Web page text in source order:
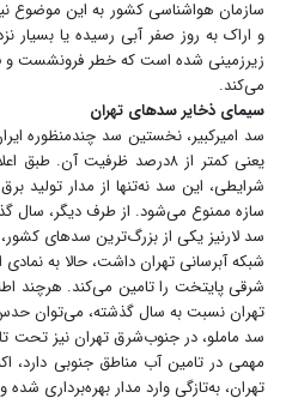
سازمان هواشناسی کشور به این موضوع
و اراک به روز صفر آبی رسیده یا بسیار
زیرزمینی شده است که خطر فرونشست و
می‌کند.
سیمای ذخایر سدهای تهران
یعنی کمتر از ۸درصد ظرفیت
شرایطی، این سد نه‌تنها از مدار تولید
سازه ممنوع می‌شود. از طرف دیگر، سال گذشته همین موقع ۸۵درصد
شبکه آبرسانی تهران داشت، حالا به
تهران نسبت به سال گذشته، می‌توان حدس
سد ماملو، در جنوب‌شرق تهران نیز
مهمی در تامین آب مناطق جنوبی دارد،